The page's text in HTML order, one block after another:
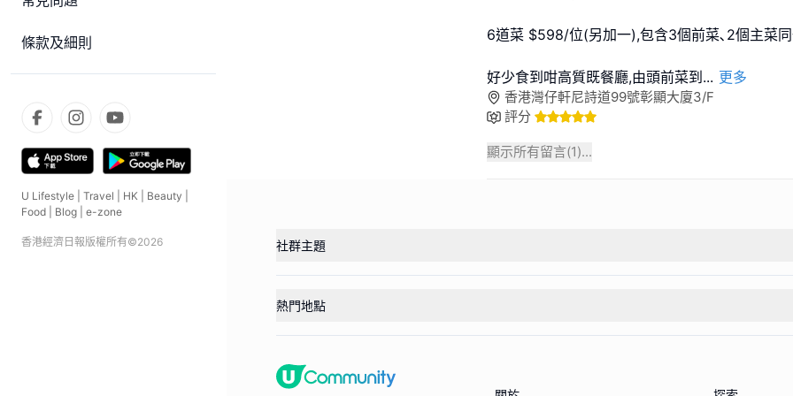
條款及細則
U Lifestyle Travel HK Beauty
Food
Blog e-zone
香港經濟日報版權所有©2026
6道菜 $598/位(另加一),包含3個前菜､2個主菜同
好少食到咁高質既餐廳,由頭前菜到 ... 更多
香港灣仔軒尼詩道99號彰顯大廈3/F
評分
顯示所有留言(1)...
社群主題
熱門地點